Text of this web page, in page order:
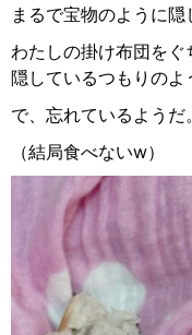
まるで宝物のように隠
わたしの掛け布団を
隠しているつもりのよ
で、忘れているようだ。
（結局食べないw）